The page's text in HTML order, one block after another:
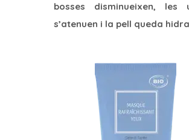
bosses disminueixen, les
s’atenuen i la pell queda